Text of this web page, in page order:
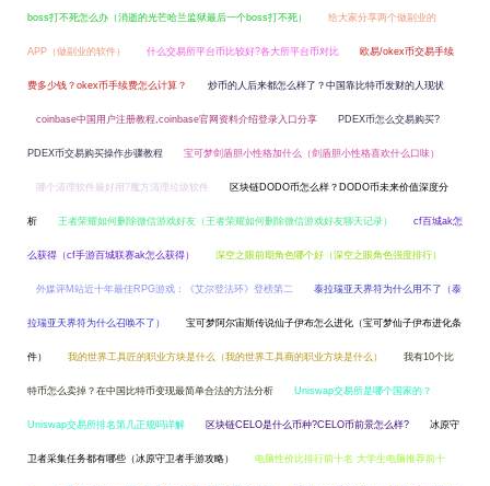
boss打不死怎么办（消逝的光芒哈兰监狱最后一个boss打不死） 给大家分享两个做副业的
APP（做副业的软件） 什么交易所平台币比较好?各大所平台币对比 欧易/okex币交易手续
费多少钱？okex币手续费怎么计算？ 炒币的人后来都怎么样了？中国靠比特币发财的人现状
coinbase中国用户注册教程,coinbase官网资料介绍登录入口分享 PDEX币怎么交易购买?
PDEX币交易购买操作步骤教程 宝可梦剑盾胆小性格加什么（剑盾胆小性格喜欢什么口味）
哪个清理软件最好用?魔方清理垃圾软件 区块链DODO币怎么样？DODO币未来价值深度分
析 王者荣耀如何删除微信游戏好友（王者荣耀如何删除微信游戏好友聊天记录） cf百城ak怎
么获得（cf手游百城联赛ak怎么获得） 深空之眼前期角色哪个好（深空之眼角色强度排行）
外媒评M站近十年最佳RPG游戏：《艾尔登法环》登榜第二 泰拉瑞亚天界符为什么用不了（泰
拉瑞亚天界符为什么召唤不了） 宝可梦阿尔宙斯传说仙子伊布怎么进化（宝可梦仙子伊布进化条
件） 我的世界工具匠的职业方块是什么（我的世界工具商的职业方块是什么） 我有10个比
特币怎么卖掉？在中国比特币变现最简单合法的方法分析 Uniswap交易所是哪个国家的？
Uniswap交易所排名第几正规吗详解 区块链CELO是什么币种?CELO币前景怎么样? 冰原守
卫者采集任务都有哪些（冰原守卫者手游攻略） 电脑性价比排行前十名 大学生电脑推荐前十